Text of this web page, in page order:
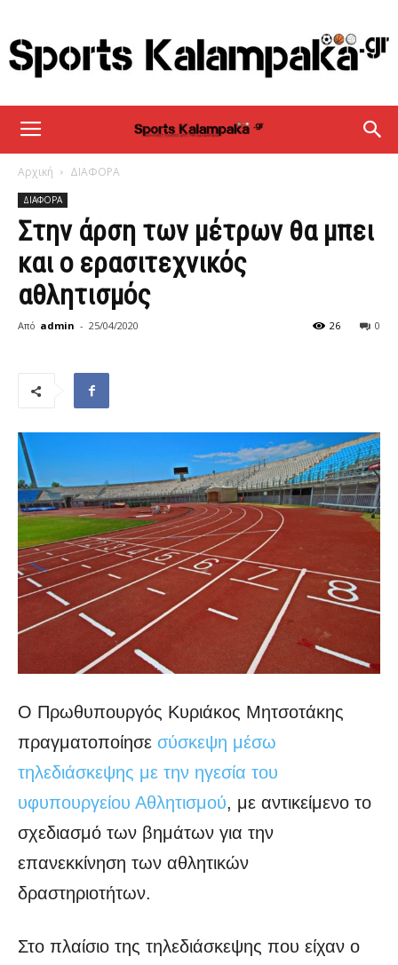
sportskalampaka
Αρχική ΔΙΑΦΟΡΑ
ΔΙΑΦΟΡΑ
Στην άρση των μέτρων θα μπει
και ο ερασιτεχνικός
αθλητισμός
Από admin - 25/04/2020 0
26
Ο Πρωθυπουργός Κυριάκος Μητσοτάκης
πραγματοποίησε σύσκεψη μέσω
τηλεδιάσκεψης με την ηγεσία του
υφυπουργείου Αθλητισμού, με αντικείμενο το
σχεδιασμό των βημάτων για την
επανεκκίνηση των αθλητικών
δραστηριοτήτων.
Στο πλαίσιο της τηλεδιάσκεψης που είχαν ο